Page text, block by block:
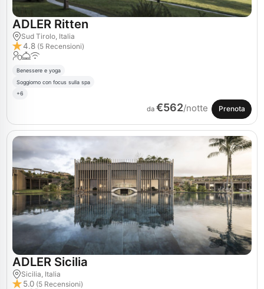
ADLER Ritten
Sud Tirolo, Italia
4.8 (5 Recensioni)
Benessere e yoga
Soggiorno con focus sulla spa
+6
da €562/notte Prenota
ADLER Sicilia
Sicilia, Italia
5.0 (5 Recensioni)